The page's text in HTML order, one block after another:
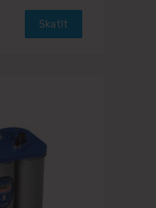
Skatīt